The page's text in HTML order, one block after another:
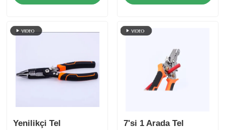
Segman Pensesi
Çöpçülenme Dolaşım
Araçları
Aletleri 4Cr13
Yenilikçi Tel
7'si 1 Arada Tel